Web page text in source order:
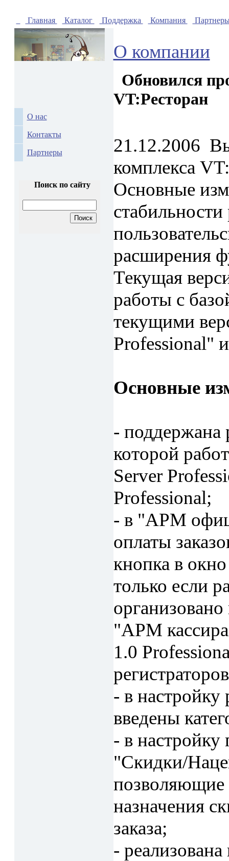
Главная Каталог Поддержка Компания
О нас
Контакты
Партнеры
Поиск по сайту
О компании
Обновился
VT:Ресторан
21.12.2006
комплекса
Основные
расширения
Текущая
работы с
текущими
Professional"
Основные
- поддержана
которой
Server
Professional;
- в "АРМ
оплаты
кнопка в
только если
"АРМ
1.0
- в настройку
введены
- в настройку
"Скидки/
позволяющие
назначения
заказа;
-